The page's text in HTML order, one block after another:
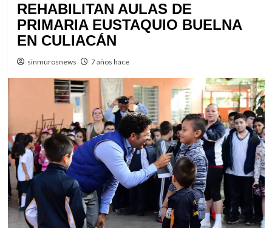
REHABILITAN AULAS DE
PRIMARIA EUSTAQUIO BUELNA
EN CULIACÁN
sinmurosnews 7 años hace